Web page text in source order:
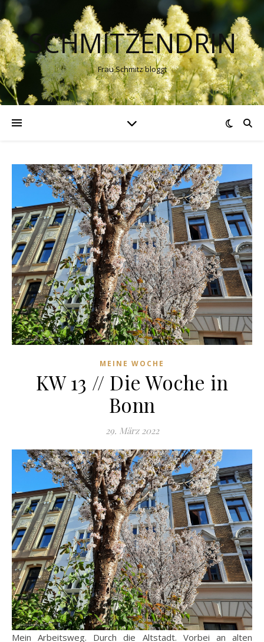
SCHMITZENDRIN
Frau Schmitz bloggt
MEINE WOCHE
KW 13 // Die Woche in
Bonn
29. März 2022
Mein Arbeitsweg. Durch die Altstadt. Vorbei an alten